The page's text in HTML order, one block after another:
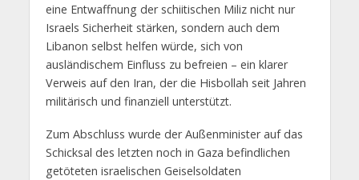
eine Entwaffnung der schiitischen Miliz nicht nur
Israels Sicherheit stärken, sondern auch dem
Libanon selbst helfen würde, sich von
ausländischem Einfluss zu befreien – ein klarer
Verweis auf den Iran, der die Hisbollah seit Jahren
militärisch und finanziell unterstützt.
Zum Abschluss wurde der Außenminister auf das
Schicksal des letzten noch in Gaza befindlichen
getöteten israelischen Geiselsoldaten